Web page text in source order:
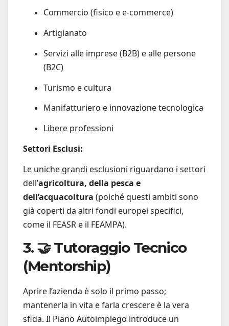
Commercio (fisico e e-commerce)
Artigianato
Servizi alle imprese (B2B) e alle persone
(B2C)
Turismo e cultura
Manifatturiero e innovazione tecnologica
Libere professioni
Settori Esclusi:
Le uniche grandi esclusioni riguardano i settori
dell’agricoltura, della pesca e
dell’acquacoltura (poiché questi ambiti sono
già coperti da altri fondi europei specifici,
come il FEASR e il FEAMPA).
3. 🤝 Tutoraggio Tecnico
(Mentorship)
Aprire l’azienda è solo il primo passo;
mantenerla in vita e farla crescere è la vera
sfida. Il Piano Autoimpiego introduce un